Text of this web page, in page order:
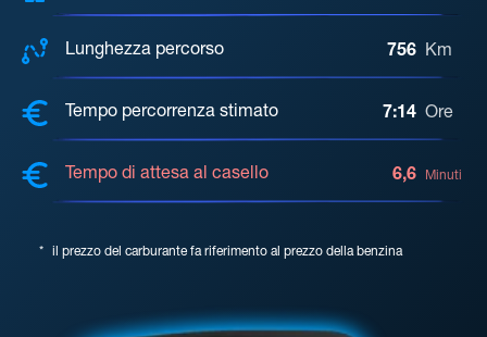
Lunghezza percorso 756 Km
Tempo percorrenza stimato 7:14 Ore
Tempo di attesa al casello 6,6 Minuti
* il prezzo del carburante fa riferimento al prezzo della benzina